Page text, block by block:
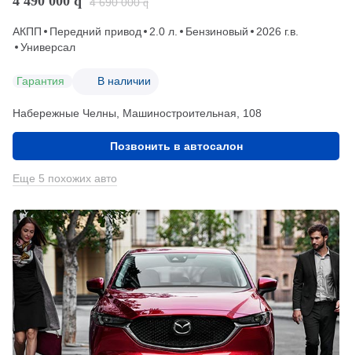
q
АКПП Передний привод 2.0 л. Бензиновый
2026 г.в.
Универсал
Гарантия В наличии
Набережные Челны, Машиностроительная, 108
Позвонить в автосалон
Еще 5 похожих авто